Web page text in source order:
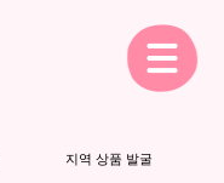
지역 상품 발굴